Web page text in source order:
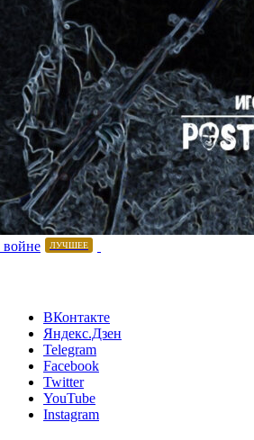
ЛУЧШЕЕ
ВКонтакте
Яндекс.Дзен
Telegram
Facebook
Twitter
YouTube
Instagram